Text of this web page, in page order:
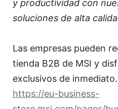
y productividad con
soluciones de alta
Las empresas pueden
tienda B2B de MSI y
exclusivos de inmediato.
https://eu-business-